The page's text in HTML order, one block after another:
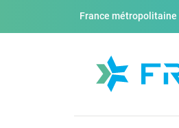
France métropolitaine